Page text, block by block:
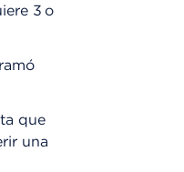
3 o
que
una